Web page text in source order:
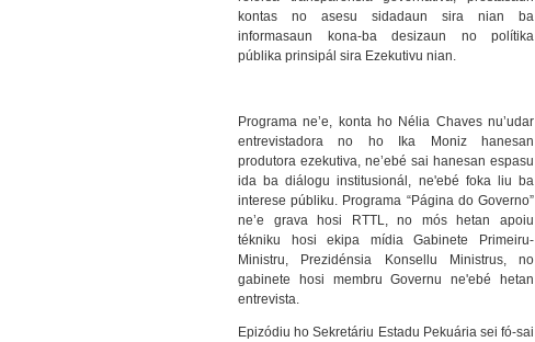
kontas no asesu sidadaun sira nian ba
informasaun kona-ba desizaun no polítika
públika prinsipál sira Ezekutivu nian.
Programa ne’e, konta ho Nélia Chaves nu’udar
entrevistadora no ho Ika Moniz hanesan
produtora ezekutiva, ne’ebé sai hanesan espasu
ida ba diálogu institusionál, ne'ebé foka liu ba
interese públiku. Programa “Página do Governo”
ne’e grava hosi RTTL, no mós hetan apoiu
tékniku hosi ekipa mídia Gabinete Primeiru-
Ministru, Prezidénsia Konsellu Ministrus, no
gabinete hosi membru Governu ne'ebé hetan
entrevista.
Epizódiu ho Sekretáriu Estadu Pekuária sei fó-sai